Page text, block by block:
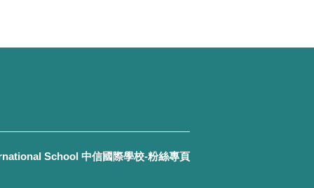
School 中信國際學校-粉絲專頁